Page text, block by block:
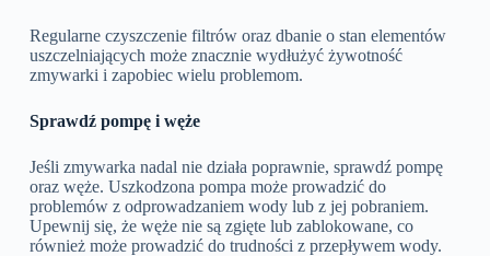
Regularne czyszczenie filtrów oraz dbanie o stan elementów
uszczelniających może znacznie wydłużyć żywotność
zmywarki i zapobiec wielu problemom.
Sprawdź pompę i węże
Jeśli zmywarka nadal nie działa poprawnie, sprawdź pompę
oraz węże. Uszkodzona pompa może prowadzić do
problemów z odprowadzaniem wody lub z jej pobraniem.
Upewnij się, że węże nie są zgięte lub zablokowane, co
również może prowadzić do trudności z przepływem wody.